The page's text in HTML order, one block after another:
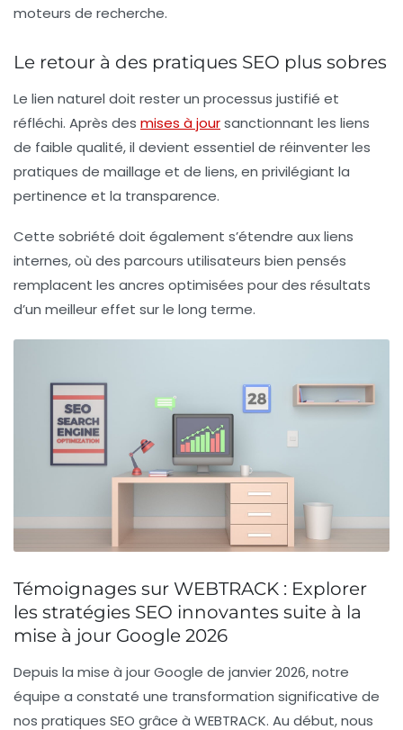
moteurs de recherche.
Le retour à des pratiques SEO plus sobres
Le lien naturel doit rester un processus justifié et
réfléchi. Après des mises à joursanctionnant les liens
de faible qualité, il devient essentiel de réinventer les
pratiques de maillage et de liens, en privilégiant la
pertinence et la transparence.
Cette sobriété doit également s’étendre aux liens
internes, où des parcours utilisateurs bien pensés
remplacent les ancres optimisées pour des résultats
d’un meilleur effet sur le long terme.
Témoignages sur WEBTRACK : Explorer
les stratégies SEO innovantes suite à la
mise à jour Google 2026
Depuis la mise à jour Google de janvier 2026, notre
équipe a constaté une transformation significative de
nos pratiques SEO grâce à WEBTRACK. Au début, nous